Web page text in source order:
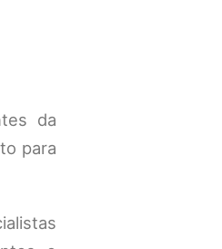
da
para